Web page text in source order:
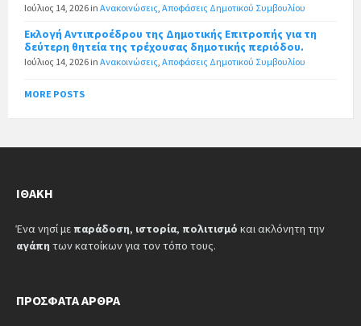
Ιούλιος 14, 2026 in Ανακοινώσεις Αποφάσεις Δημοτικού Συμβουλίου
Εκλογή Αντιπροέδρου της Δημοτικής Επιτροπής για τη
δεύτερη θητεία της τρέχουσας δημοτικής περιόδου.
Ιούλιος 14, 2026 in Ανακοινώσεις Αποφάσεις Δημοτικού Συμβουλίου
MORE POSTS
ΙΘΆΚΗ
Ένα νησί με παράδοση, ιστορία, πολιτισμό και ακλόνητη την
αγάπη των κατοίκων για τον τόπο τους.
ΠΡΌΣΦΑΤΑ ΆΡΘΡΑ